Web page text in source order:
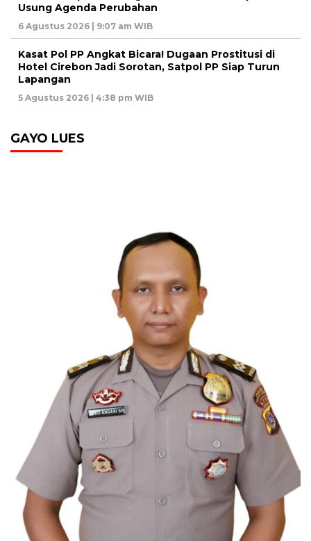
Usung Agenda Perubahan
6 Agustus 2026 | 9:07 am WIB
Kasat Pol PP Angkat Bicara! Dugaan Prostitusi di
Hotel Cirebon Jadi Sorotan, Satpol PP Siap Turun
Lapangan
5 Agustus 2026 | 4:38 pm WIB
GAYO LUES